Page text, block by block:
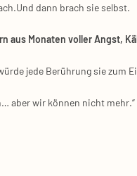
dann brach sie selbst.
aus Mona­ten vol­ler Angst,
jede Berüh­rung sie zum
aber wir kön­nen nicht mehr.“